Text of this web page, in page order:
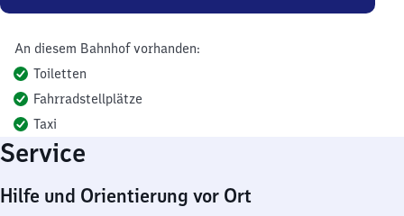
An diesem Bahnhof vorhanden:
Toiletten
Fahrradstellplätze
Taxi
Service
Hilfe und Orientierung vor Ort